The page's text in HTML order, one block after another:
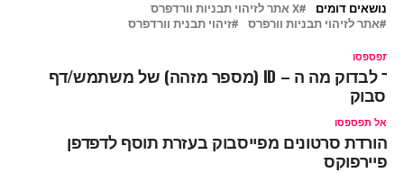
נושאים דומים
X אתר לזיהוי תבניות וורדפרס
אתר לזיהוי תבניות וורפרס
זיהוי תבנית וורדפרס
תפספסו
איך לבדוק מה ה – ID (מספר מזהה) של משתמש/דף
אל תפספסו
הורדת סרטונים מפייסבוק בעזרת תוסף לדפדפן
פיירפוקס